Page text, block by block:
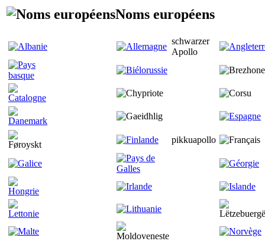
Noms européens
schwarzer
Apollo
pikkuapollo